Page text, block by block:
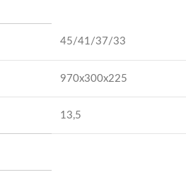
45/41/37/33
970x300x225
13,5